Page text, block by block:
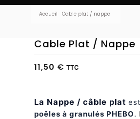
Accueil Cable plat / nappe
Cable Plat / Nappe
11,50 € TTC
La Nappe / câble plat
poêles à granulés PHEBO.